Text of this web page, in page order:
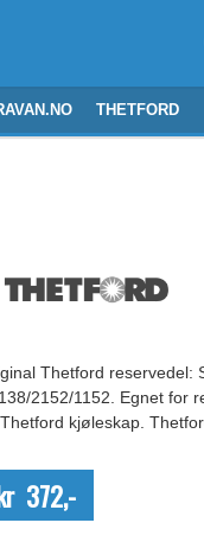
THETFORD
Thetford reservedel:
2152/1152. Egnet for
kjøleskap.
372,-